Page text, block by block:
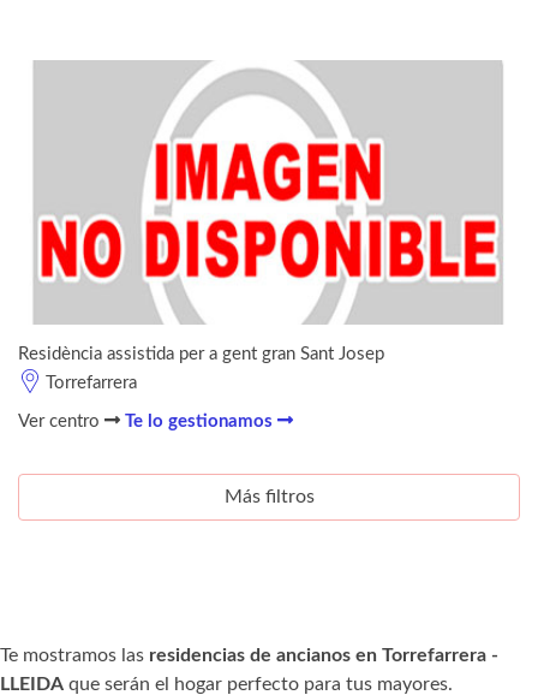
Residència assistida per a gent gran Sant Josep
Torrefarrera
Ver centro Te lo gestionamos
Más filtros
Te mostramos las residencias de ancianos en Torrefarrera -
LLEIDA que serán el hogar perfecto para tus mayores.